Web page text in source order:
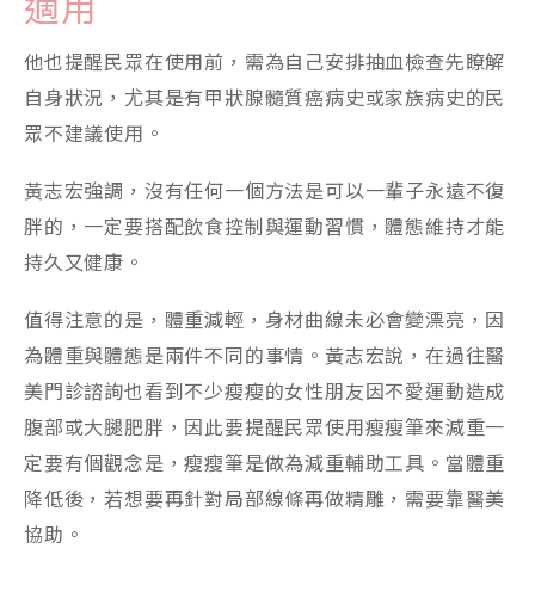
適用
他也提醒民眾在使用前，需為自己安排抽血檢查先瞭解
自身狀況，尤其是有甲狀腺髓質癌病史或家族病史的民
眾不建議使用。
黃志宏強調，沒有任何一個方法是可以一輩子永遠不復
胖的，一定要搭配飲食控制與運動習慣，體態維持才能
持久又健康。
值得注意的是，體重減輕，身材曲線未必會變漂亮，因
為體重與體態是兩件不同的事情。黃志宏說，在過往醫
美門診諮詢也看到不少瘦瘦的女性朋友因不愛運動造成
腹部或大腿肥胖，因此要提醒民眾使用瘦瘦筆來減重一
定要有個觀念是，瘦瘦筆是做為減重輔助工具。當體重
降低後，若想要再針對局部線條再做精雕，需要靠醫美
協助。